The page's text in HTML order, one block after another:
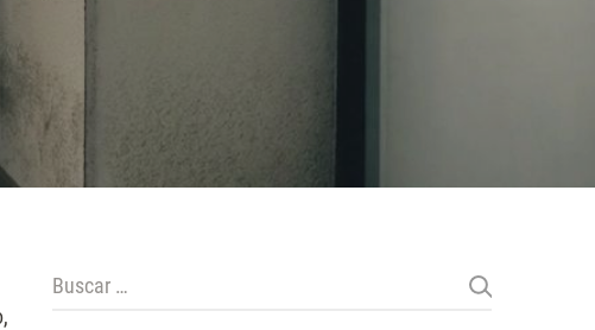
Buscar: